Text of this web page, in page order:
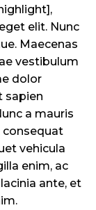
elit. Nunc
Maecenas
vestibulum
dolor
sapien
a mauris
consequat
vehicula
enim, ac
ante, et